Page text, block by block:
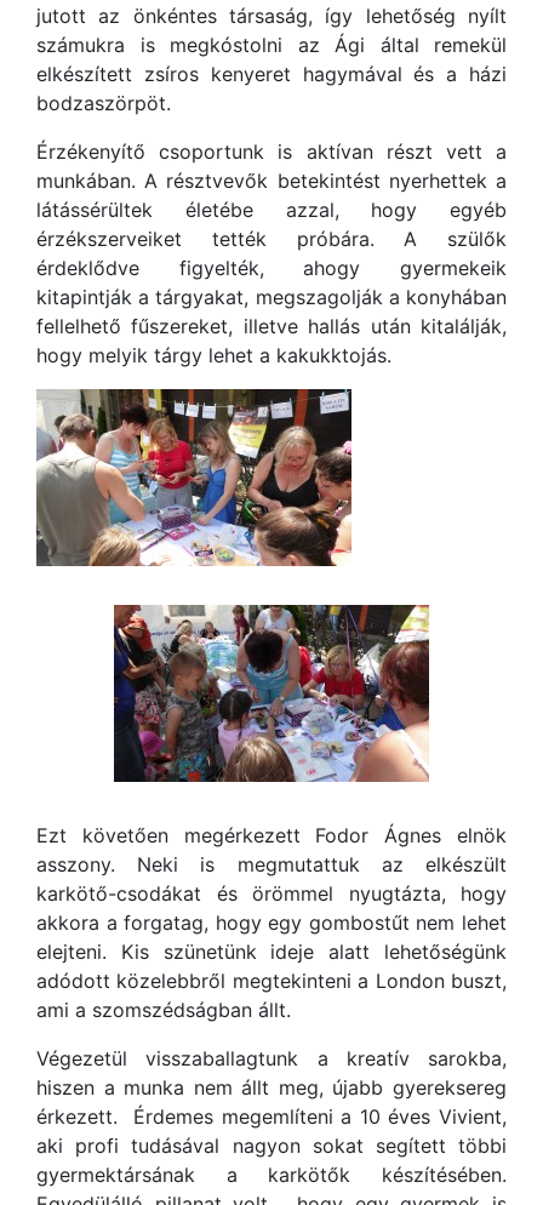
jutott az önkéntes társaság, így lehetőség nyílt
számukra is megkóstolni az Ági által remekül
elkészített zsíros kenyeret hagymával és a házi
bodzaszörpöt.
Érzékenyítő csoportunk is aktívan részt vett a
munkában. A résztvevők betekintést nyerhettek a
látássérültek életébe azzal, hogy egyéb
érzékszerveiket tették próbára. A szülők
érdeklődve figyelték, ahogy gyermekeik
kitapintják a tárgyakat, megszagolják a konyhában
fellelhető fűszereket, illetve hallás után kitalálják,
hogy melyik tárgy lehet a kakukktojás.
Ezt követően megérkezett Fodor Ágnes elnök
asszony. Neki is megmutattuk az elkészült
karkötő-csodákat és örömmel nyugtázta, hogy
akkora a forgatag, hogy egy gombostűt nem lehet
elejteni. Kis szünetünk ideje alatt lehetőségünk
adódott közelebbről megtekinteni a London buszt,
ami a szomszédságban állt.
Végezetül visszaballagtunk a kreatív sarokba,
hiszen a munka nem állt meg, újabb gyereksereg
érkezett. Érdemes megemlíteni a 10 éves Vivient,
aki profi tudásával nagyon sokat segített többi
gyermektársának a karkötők készítésében.